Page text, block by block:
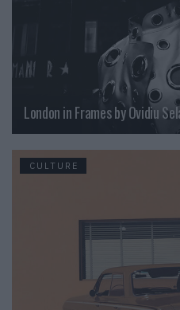
London in Frames by Ovidiu
CULTURE